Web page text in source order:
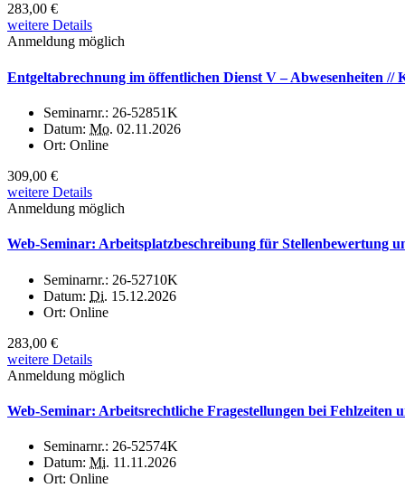
283,00 €
weitere Details
Anmeldung möglich
Entgeltabrechnung im öffentlichen Dienst V – Abwesenheiten
Seminarnr.: 26-52851K
Datum: Mo. 02.11.2026
Ort: Online
309,00 €
weitere Details
Anmeldung möglich
Web-Seminar: Arbeitsplatzbeschreibung für Stellenbewertung
Seminarnr.: 26-52710K
Datum: Di. 15.12.2026
Ort: Online
283,00 €
weitere Details
Anmeldung möglich
Web-Seminar: Arbeitsrechtliche Fragestellungen bei Fehlzeiten
Seminarnr.: 26-52574K
Datum: Mi. 11.11.2026
Ort: Online